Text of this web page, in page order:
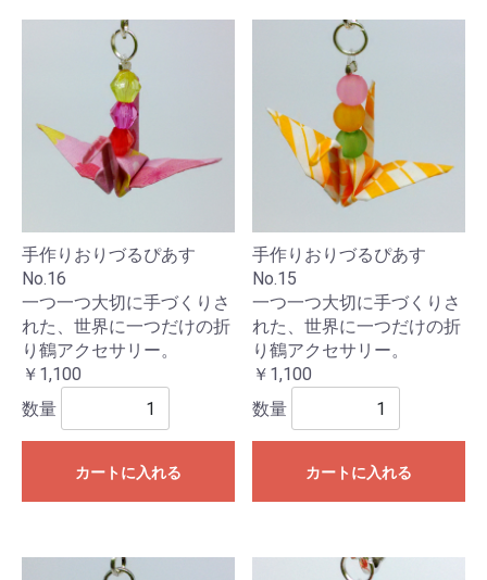
手作りおりづるぴあす
No.16
一つ一つ大切に手づくりさ
れた、世界に一つだけの折
り鶴アクセサリー。
￥1,100
数量
カートに入れる
手作りおりづるぴあす
No.15
一つ一つ大切に手づくりさ
れた、世界に一つだけの折
り鶴アクセサリー。
￥1,100
数量
カートに入れる